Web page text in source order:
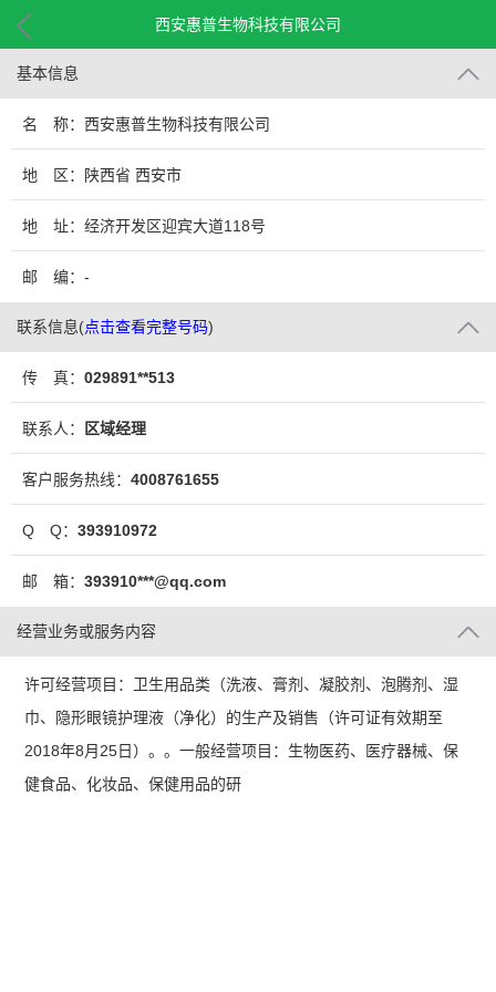
西安惠普生物科技有限公司
基本信息
名 称：西安惠普生物科技有限公司
地 区：陕西省 西安市
地 址：经济开发区迎宾大道118号
邮 编：-
联系信息(点击查看完整号码)
传 真： 029891**513
联系人： 区域经理
客户服务热线： 4008761655
Q Q： 393910972
邮 箱： 393910***@qq.com
经营业务或服务内容
许可经营项目：卫生用品类（洗液、膏剂、凝胶剂、泡腾剂、湿
巾、隐形眼镜护理液（净化）的生产及销售（许可证有效期至
2018年8月25日）。。一般经营项目：生物医药、医疗器械、保
健食品、化妆品、保健用品的研